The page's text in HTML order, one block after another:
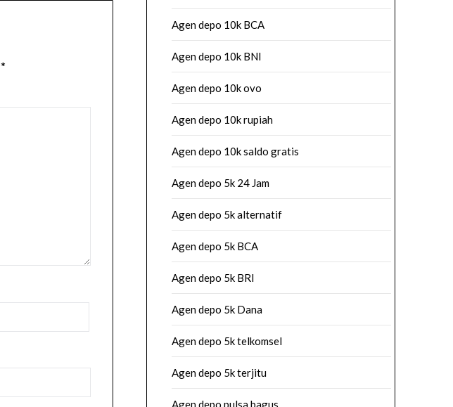
*
Agen depo 10k BCA
Agen depo 10k BNI
Agen depo 10k ovo
Agen depo 10k rupiah
Agen depo 10k saldo gratis
Agen depo 5k 24 Jam
Agen depo 5k alternatif
Agen depo 5k BCA
Agen depo 5k BRI
Agen depo 5k Dana
Agen depo 5k telkomsel
Agen depo 5k terjitu
Agen depo pulsa bagus